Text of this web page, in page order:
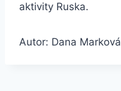
aktivity Ruska.
Autor: Dana Marková